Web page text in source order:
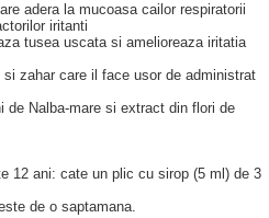
adera la mucoasa cailor respiratorii
iritanti
tusea uscata si amelioreaza iritatia
zahar care il face usor de administrat
de Nalba-mare si extract din flori de
12 ani: cate un plic cu sirop (5 ml) de 3
de o saptamana.